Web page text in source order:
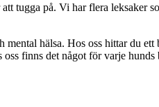
tugga på. Vi har flera leksaker
hälsa. Hos oss hittar du
finns det något för varje hunds